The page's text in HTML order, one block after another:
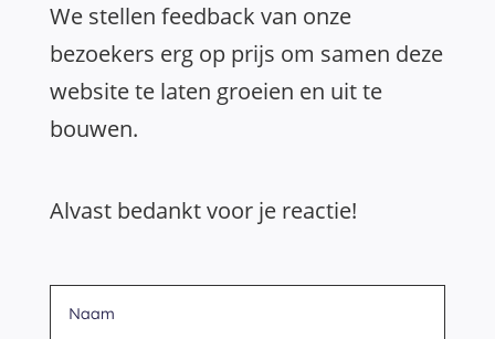
We stellen feedback van onze
bezoekers erg op prijs om samen deze
website te laten groeien en uit te
bouwen.
Alvast bedankt voor je reactie!